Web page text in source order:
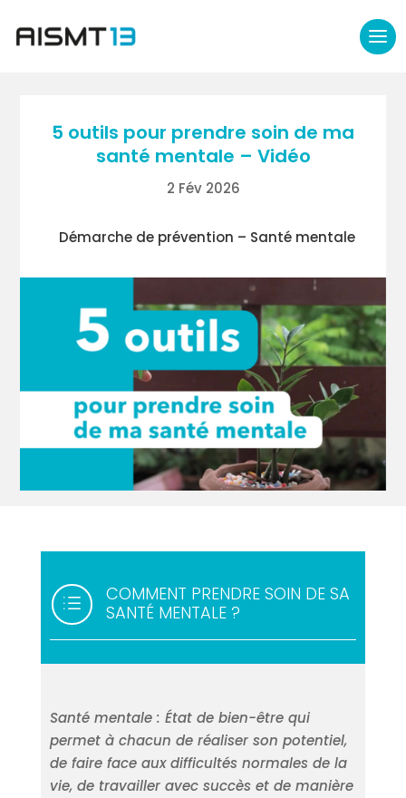
5 outils pour prendre soin de ma
santé mentale – Vidéo
2 Fév 2026
Démarche de prévention – Santé mentale
d
COMMENT PRENDRE SOIN DE SA
SANTÉ MENTALE ?
Santé mentale : État de bien-être qui
permet à chacun de réaliser son potentiel,
de faire face aux difficultés normales de la
vie, de travailler avec succès et de manière